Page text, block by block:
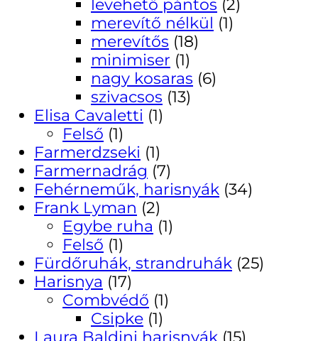
levehető pántos (2)
merevítő nélkül (1)
merevítős (18)
minimiser (1)
nagy kosaras (6)
szivacsos (13)
Elisa Cavaletti (1)
Felső (1)
Farmerdzseki (1)
Farmernadrág (7)
Fehérneműk, harisnyák (34)
Frank Lyman (2)
Egybe ruha (1)
Felső (1)
Fürdőruhák, strandruhák (25)
Harisnya (17)
Combvédő (1)
Csipke (1)
Laura Baldini harisnyák (15)